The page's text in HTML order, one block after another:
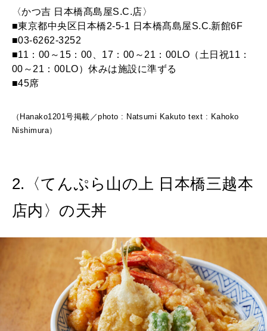
〈かつ吉 日本橋髙島屋S.C.店〉
■東京都中央区日本橋2-5-1 日本橋髙島屋S.C.新館6F
■03-6262-3252
■11：00～15：00、17：00～21：00LO（土日祝11：
00～21：00LO）休みは施設に準ずる
■45席
（Hanako1201号掲載／photo : Natsumi Kakuto text : Kahoko
Nishimura）
2.〈てんぷら山の上 日本橋三越本
店内〉の天丼